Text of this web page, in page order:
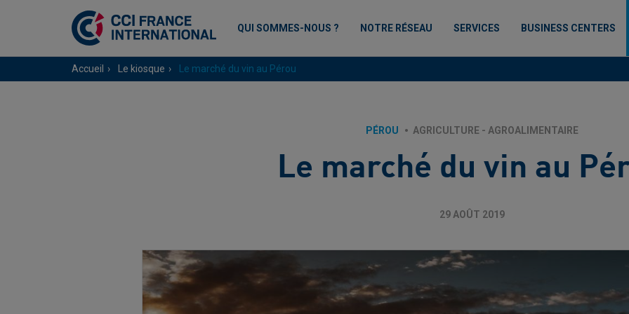
QUI SOMMES-NOUS ? NOTRE RÉSEAU SERVICES BUSINESS CENTERS
Accueil Le kiosque Le marché du vin au Pérou
PÉROU AGRICULTURE - AGROALIMENTAIRE
Le marché du vin au
29 AOÛT 2019